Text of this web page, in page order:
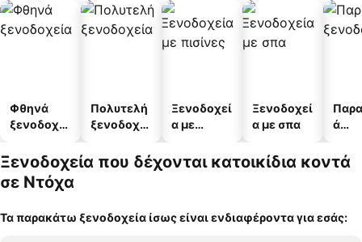
Φθηνά
ξενοδοχεί
Πολυτελή
ξενοδοχεί
Ξενοδοχεί
α με
Ξενοδοχεί
α με σπα
ά
α
Ξενοδοχεία που δέχονται κατοικίδια κοντά
σε Ντόχα
Τα παρακάτω ξενοδοχεία ίσως είναι ενδιαφέροντα για εσάς: